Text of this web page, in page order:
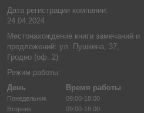
Дата регистрации компании:
24.04.2024
Местонахождение книги замечаний и
предложений: ул. Пушкина, 37,
Гродно (оф. 2)
Режим работы:
День
Время работы
Понедельник
09:00-18:00
Вторник
09:00-18:00